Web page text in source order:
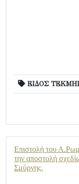
ΕΙΔΟΣ
Επιστολή του
την αποστολή
Σμύρνης.